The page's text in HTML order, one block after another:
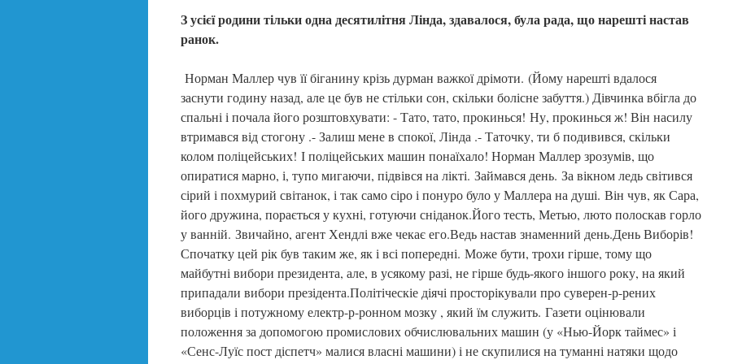
З усієї родини тільки одна десятилітня Лінда, здавалося, була рада, що нарешті настав
ранок.
Норман Маллер чув її біганину крізь дурман важкої дрімоти. (Йому нарешті вдалося
заснути годину назад, але це був не стільки сон, скільки болісне забуття.) Дівчинка вбігла до
спальні і почала його розштовхувати: - Тато, тато, прокинься! Ну, прокинься ж! Він насилу
втримався від стогону .- Залиш мене в спокої, Лінда .- Таточку, ти б подивився, скільки
колом поліцейських! І поліцейських машин понаїхало! Норман Маллер зрозумів, що
опиратися марно, і, тупо мигаючи, підвівся на лікті. Займався день. За вікном ледь світився
сірий і похмурий світанок, і так само сіро і понуро було у Маллера на душі. Він чув, як Сара,
його дружина, порається у кухні, готуючи сніданок.Його тесть, Метью, люто полоскав горло
у ванній. Звичайно, агент Хендлі вже чекає его.Ведь настав знаменний день.День Виборів!
Спочатку цей рік був таким же, як і всі попередні. Може бути, трохи гірше, тому що
майбутні вибори президента, але, в усякому разі, не гірше будь-якого іншого року, на який
припадали вибори презідента.Політіческіе діячі просторікували про суверен-р-рених
виборців і потужному електр-р-ронном мозку , який їм служить. Газети оцінювали
положення за допомогою промислових обчислювальних машин (у «Нью-Йорк таймес» і
«Сенс-Луїс пост діспетч» малися власні машини) і не скупилися на туманні натяки щодо